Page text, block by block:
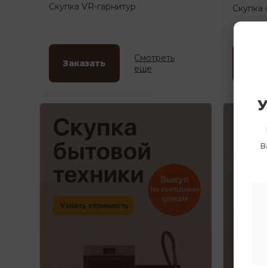
Скупка VR-гарнитур
Заказать
Смотреть
еще
Скупка